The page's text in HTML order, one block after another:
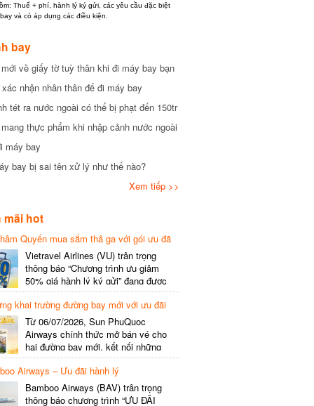
Thuế + phí, hành lý ký gửi, các yêu cầu đặc biệt
và có áp dụng các điều kiện.
bay
về giấy tờ tuỳ thân khi đi máy bay bạn
nhận nhân thân để đi máy bay
tét ra nước ngoài có thể bị phạt đến 150tr
thực phẩm khi nhập cảnh nước ngoài
bay
bay bị sai tên xử lý như thế nào?
Xem tiếp >>
hot
Quyến mua sắm thả ga với gói ưu đã
gói cước
Vietravel Airlines (VU) trân trọng
thông báo “Chương trình ưu giảm
50% giá hành lý ký gửi” đang được
triển khai cho đường bay quốc tế mới
kết nối từ TP. Hồ Chí Minh
(SGN) đi Thâm Quyến – Trung Quốc
(SZX), chi tiết như sau: LỊCH BAY
CHI TIẾT Đường bay SHCB Giờ khởi
hành Giờ đến Tần suất…
khai trường đường bay mới với ưu đãi
Từ 06/07/2026, Sun PhuQuoc
Airways chính thức mở bán vé cho
hai đường bay mới, kết nối những
điểm đến giàu trải nghiệm, giúp hành
khách khám phá vẻ đẹp thiên nhiên
và văn hóa của miền Trung Việt Nam.
Thông tin đường bay mới Đường bay
Airways – Ưu đãi hành lý
Bamboo Airways (BAV) trân trọng
thông báo chương trình “ƯU ĐÃI